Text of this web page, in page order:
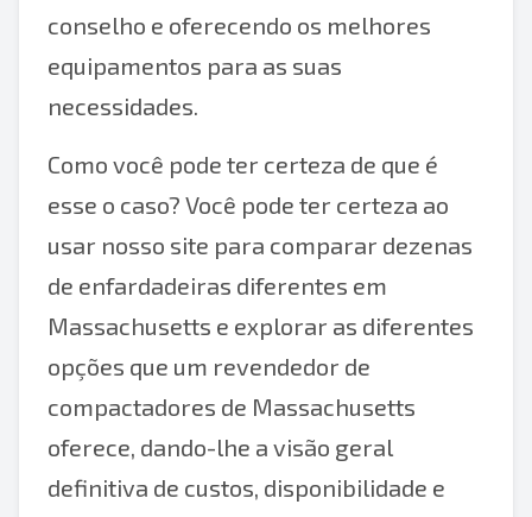
conselho e oferecendo os melhores
equipamentos para as suas
necessidades.
Como você pode ter certeza de que é
esse o caso? Você pode ter certeza ao
usar nosso site para comparar dezenas
de enfardadeiras diferentes em
Massachusetts e explorar as diferentes
opções que um revendedor de
compactadores de Massachusetts
oferece, dando-lhe a visão geral
definitiva de custos, disponibilidade e